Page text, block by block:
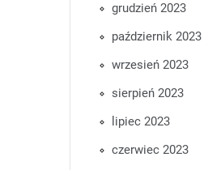
grudzień 2023
październik 2023
wrzesień 2023
sierpień 2023
lipiec 2023
czerwiec 2023